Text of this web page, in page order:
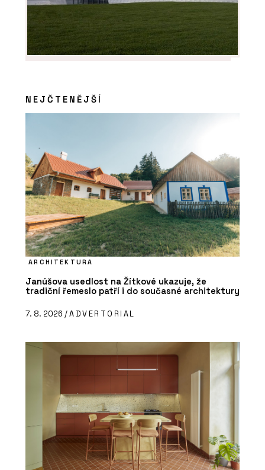
NEJČTENĚJŠÍ
ARCHITEKTURA
Janúšova usedlost na Žítkové ukazuje, že
tradiční řemeslo patří i do současné architektury
7. 8. 2026 /ADVERTORIAL